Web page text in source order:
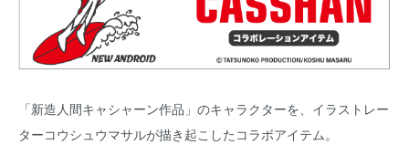
「新造人間キャシャーン作品」のキャラクターを、イラストレー
ターコウシュウマサルが描き起こしたコラボアイテム。